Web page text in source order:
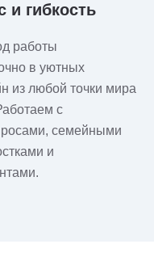
и гибкость
работы
в уютных
из любой точки мира
с
семейными
и